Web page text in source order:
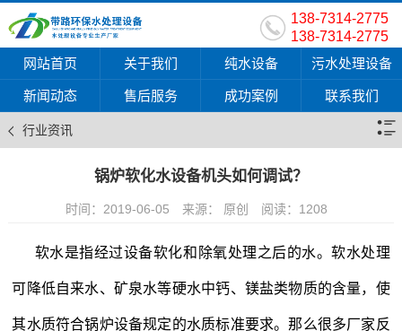
138-7314-2775
138-7314-2775
网站首页
关于我们 纯水设备 污水处理设备
新闻动态 售后服务 成功案例 联系我们
行业资讯
锅炉软化水设备机头如何调试？
时间：2019-06-05 来源： 原创 阅读： 1208
软水是指经过设备软化和除氧处理之后的水。软水处理
可降低自来水、矿泉水等硬水中钙、镁盐类物质的含量，使
其水质符合锅炉设备规定的水质标准要求。那么很多厂家反